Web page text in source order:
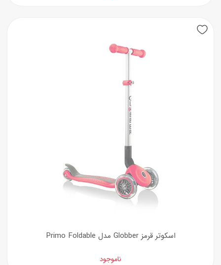
اسکوتر قرمز Globber مدل Primo Foldable
ناموجود